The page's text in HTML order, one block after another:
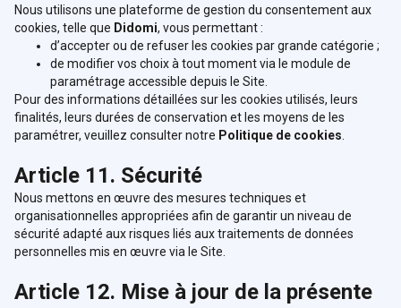
Nous utilisons une plateforme de gestion du consentement aux
cookies, telle que Didomi, vous permettant :
d’accepter ou de refuser les cookies par grande catégorie ;
de modifier vos choix à tout moment via le module de
paramétrage accessible depuis le Site.
Pour des informations détaillées sur les cookies utilisés, leurs
finalités, leurs durées de conservation et les moyens de les
paramétrer, veuillez consulter notre Politique de cookies
Article 11. Sécurité
Nous mettons en œuvre des mesures techniques et
organisationnelles appropriées afin de garantir un niveau de
sécurité adapté aux risques liés aux traitements de données
personnelles mis en œuvre via le Site.
Article 12. Mise à jour de la présente